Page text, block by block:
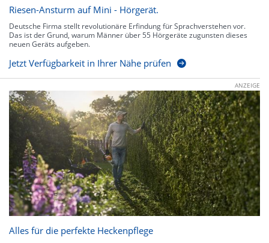
Riesen-Ansturm auf Mini - Hörgerät.
Deutsche Firma stellt revolutionäre Erfindung für Sprachverstehen vor.
Das ist der Grund, warum Männer über 55 Hörgeräte zugunsten dieses
neuen Geräts aufgeben.
Jetzt Verfügbarkeit in Ihrer Nähe prüfen
ANZEIGE
Alles für die perfekte Heckenpflege